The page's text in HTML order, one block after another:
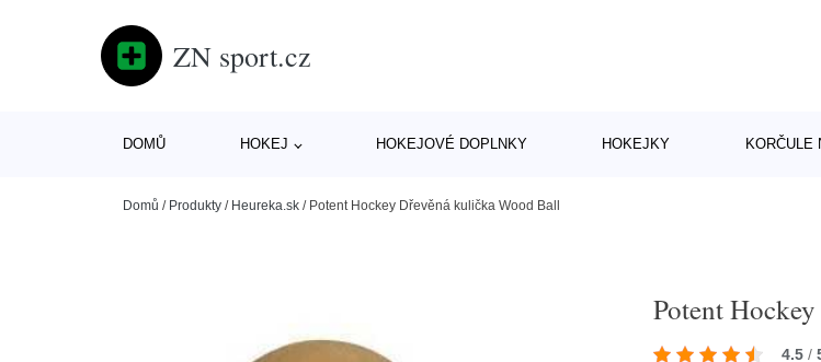
ZN sport.cz
DOMŮ HOKEJ HOKEJOVÉ DOPLNKY HOKEJKY KORČULE
Domů / Produkty / Heureka.sk / Potent Hockey Dřevěná kulička Wood Ball
Potent
4.5 /